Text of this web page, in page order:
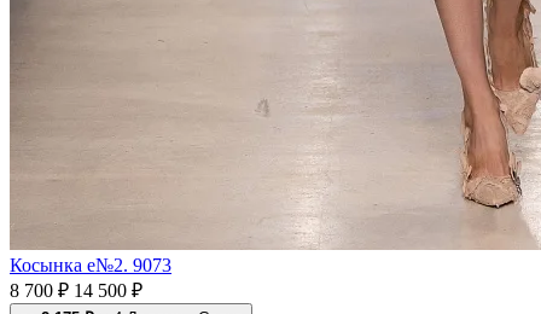
Косынка e№2. 9073
8 700 ₽ 14 500 ₽